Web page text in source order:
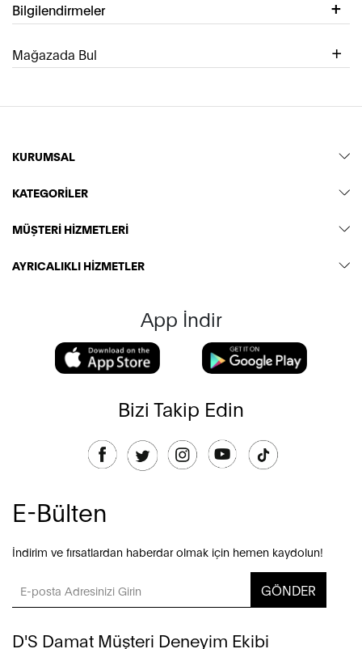
Bilgilendirmeler
Mağazada Bul
KURUMSAL
KATEGORİLER
MÜŞTERİ HİZMETLERİ
AYRICALIKLI HİZMETLER
App İndir
Bizi Takip Edin
E-Bülten
İndirim ve fırsatlardan haberdar olmak için hemen kaydolun!
GÖNDER
D'S Damat Müşteri Deneyim Ekibi